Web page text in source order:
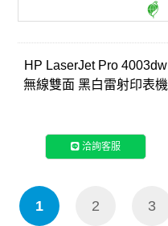
HP LaserJet Pro 4003dw
無線雙面 黑白雷射印表機
洽詢客服
1 2 3